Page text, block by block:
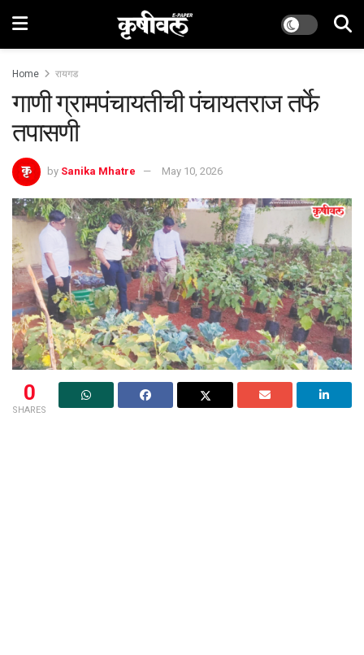
Home रायगड
गाणी ग्रामपंचायतीची पंचायतराज तर्फे
तपासणी
by Sanika Mhatre May 10, 2026
0
SHARES